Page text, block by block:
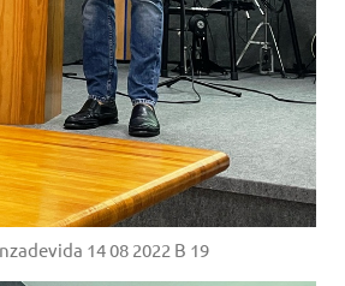
14 08 2022 B 19